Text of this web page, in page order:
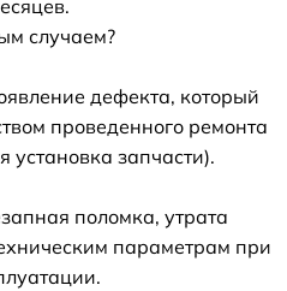
случаем?
дефекта, который
проведенного ремонта
запчасти).
поломка, утрата
параметрам при